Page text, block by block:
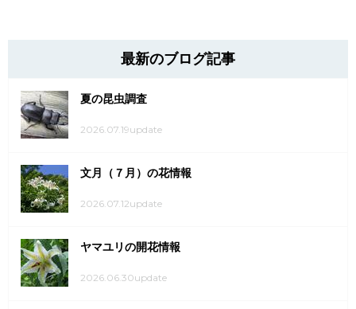
最新のブログ記事
夏の昆虫調査
2026.07.19update
文月（７月）の花情報
2026.07.12update
ヤマユリの開花情報
2026.06.30update